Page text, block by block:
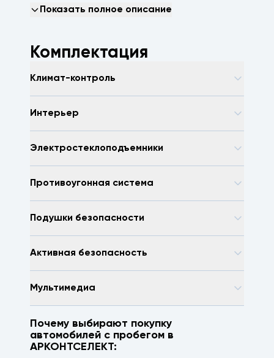
пробегсервис, селект, арконт, Волгоград,
Показать полное описание
Комплектация
Климат-контроль
Интерьер
Электростеклоподъемники
Противоугонная система
Подушки безопасности
Активная безопасность
Мультимедиа
Почему выбирают покупку
автомобилей с пробегом в
АРКОНТСЕЛЕКТ: